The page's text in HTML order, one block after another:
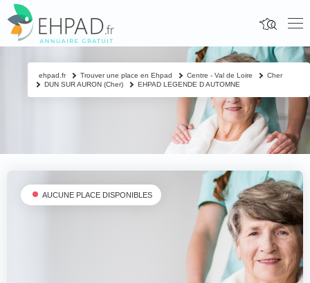
Fermer
Contacter un proche
AUCUNE PLACE DISPONIBLES
ehpad.fr Trouver une place en Ehpad Centre - Val de Loire
Cher
DUN SUR AURON (Cher)
EHPAD LEGENDE D AUTOMNE